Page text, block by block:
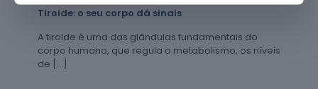
Tiroide: o seu corpo dá sinais
A tiroide é uma das glândulas fundamentais do
corpo humano, que regula o metabolismo, os níveis
de […]